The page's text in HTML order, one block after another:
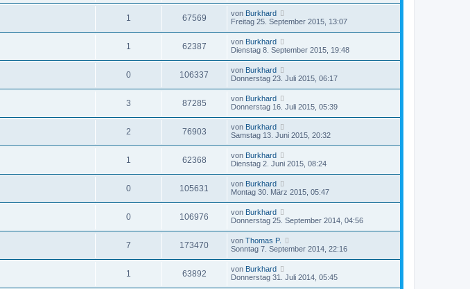
1 67569 von Burkhard
Freitag 25. September 2015, 13:07
1 62387 von Burkhard
Dienstag 8. September 2015, 19:48
0 106337 von Burkhard
Donnerstag 23. Juli 2015, 06:17
3 87285 von Burkhard
Donnerstag 16. Juli 2015, 05:39
2 76903 von Burkhard
Samstag 13. Juni 2015, 20:32
1 62368 von Burkhard
Dienstag 2. Juni 2015, 08:24
0 105631 von Burkhard
Montag 30. März 2015, 05:47
0 106976 von Burkhard
Donnerstag 25. September 2014, 04:56
7 173470 von Thomas P.
Sonntag 7. September 2014, 22:16
1 63892 von Burkhard
Donnerstag 31. Juli 2014, 05:45